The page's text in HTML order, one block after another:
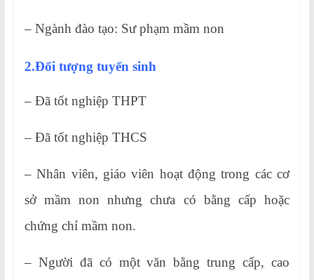
– Ngành đào tạo: Sư phạm mầm non
2.Đối tượng tuyển sinh
– Đã tốt nghiệp THPT
– Đã tốt nghiệp THCS
– Nhân viên, giáo viên hoạt động trong các cơ
sở mầm non nhưng chưa có bằng cấp hoặc
chứng chỉ mầm non.
– Người đã có một văn bằng trung cấp, cao